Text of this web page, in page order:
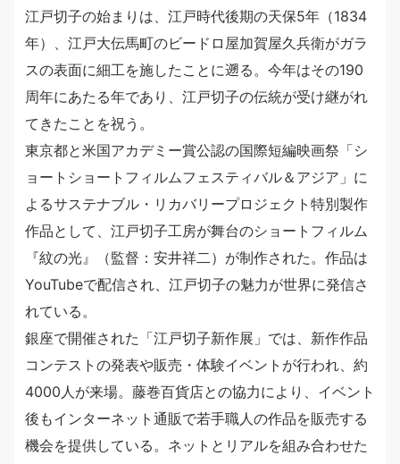
江戸切子の始まりは、江戸時代後期の天保5年（1834
年）、江戸大伝馬町のビードロ屋加賀屋久兵衛がガラ
スの表面に細工を施したことに遡る。今年はその190
周年にあたる年であり、江戸切子の伝統が受け継がれ
てきたことを祝う。
東京都と米国アカデミー賞公認の国際短編映画祭「シ
ョートショートフィルムフェスティバル＆アジア」に
よるサステナブル・リカバリープロジェクト特別製作
作品として、江戸切子工房が舞台のショートフィルム
『紋の光』（監督：安井祥二）が制作された。作品は
YouTubeで配信され、江戸切子の魅力が世界に発信さ
れている。
銀座で開催された「江戸切子新作展」では、新作作品
コンテストの発表や販売・体験イベントが行われ、約
4000人が来場。藤巻百貨店との協力により、イベント
後もインターネット通販で若手職人の作品を販売する
機会を提供している。ネットとリアルを組み合わせた